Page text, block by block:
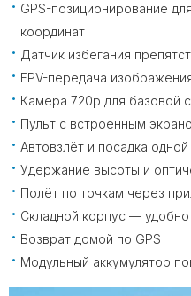
GPS-позиционирование
координат
Датчик избегания
FPV-передача
Камера 720p для базовой
Пульт с встроенным
Автовзлёт и посадка одной
Удержание высоты и
Полёт по точкам через
Складной корпус — удобно
Возврат домой по GPS
Модульный аккумулятор